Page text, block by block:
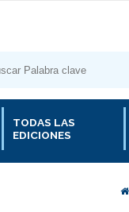
TODAS LAS
EDICIONES